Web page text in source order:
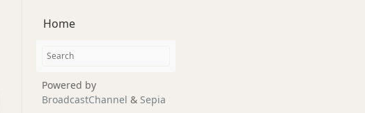
Home
Powered by
BroadcastChannel & Sepia